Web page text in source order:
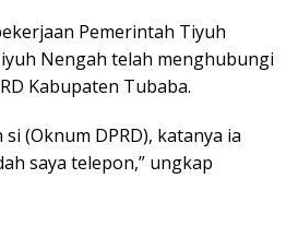
Pemerintah Tiyuh
Nengah telah menghubungi
Kabupaten Tubaba.
(Oknum DPRD), katanya ia
saya telepon,” ungkap